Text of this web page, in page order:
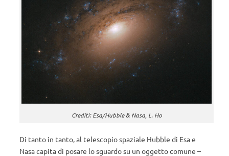
Crediti: Esa/Hubble & Nasa, L. Ho
Di tanto in tanto, al telescopio spaziale Hubble di Esa e
Nasa capita di posare lo sguardo su un oggetto comune –